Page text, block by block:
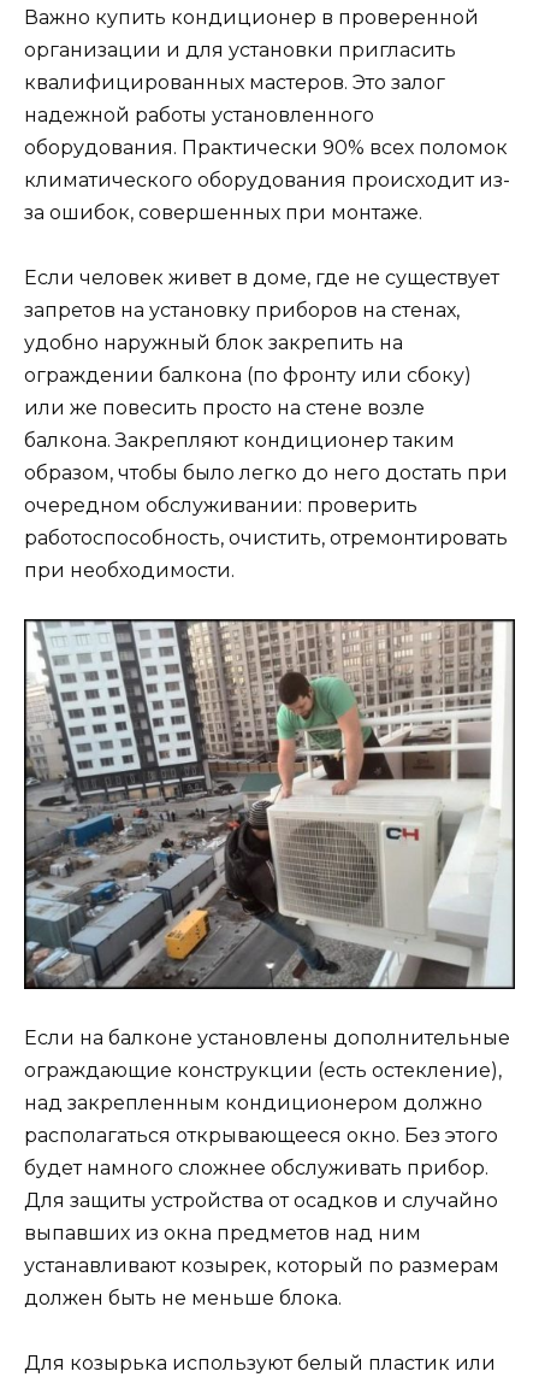
Важно купить кондиционер в проверенной
организации и для установки пригласить
квалифицированных мастеров. Это залог
надежной работы установленного
оборудования. Практически 90% всех поломок
климатического оборудования происходит из-
за ошибок, совершенных при монтаже.
Если человек живет в доме, где не существует
запретов на установку приборов на стенах,
удобно наружный блок закрепить на
ограждении балкона (по фронту или сбоку)
или же повесить просто на стене возле
балкона. Закрепляют кондиционер таким
образом, чтобы было легко до него достать при
очередном обслуживании: проверить
работоспособность, очистить, отремонтировать
при необходимости.
Если на балконе установлены дополнительные
ограждающие конструкции (есть остекление),
над закрепленным кондиционером должно
располагаться открывающееся окно. Без этого
будет намного сложнее обслуживать прибор.
Для защиты устройства от осадков и случайно
выпавших из окна предметов над ним
устанавливают козырек, который по размерам
должен быть не меньше блока.
Для козырька используют белый пластик или